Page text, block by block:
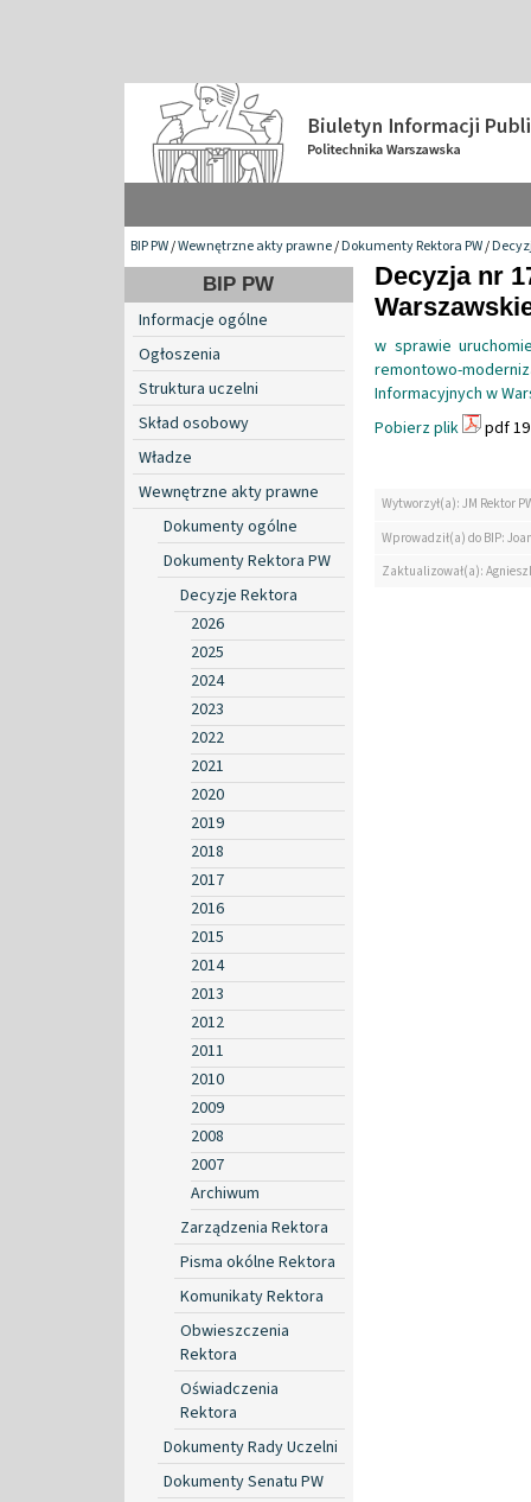
BIP PW/Wewnętrzne akty prawne/Dokumenty Rektora PW/
BIP PW
Informacje ogólne
Ogłoszenia
Struktura uczelni
Skład osobowy
Władze
Wewnętrzne akty prawne
Dokumenty ogólne
Dokumenty Rektora PW
Decyzje Rektora
2026
2025
2024
2023
2022
2021
2020
2019
2018
2017
2016
2015
2014
2013
2012
2011
2010
2009
2008
2007
Archiwum
Zarządzenia Rektora
Pisma okólne Rektora
Komunikaty Rektora
Obwieszczenia
Rektora
Oświadczenia
Rektora
Dokumenty Rady Uczelni
Dokumenty Senatu PW
Decyzja nr
w sprawie
remontowo-
Informacyjnych w
Pobierz plik
pdf
Wytworzył(a): JM Rektor
Wprowadził(a) do BIP:
Zaktualizował(a):